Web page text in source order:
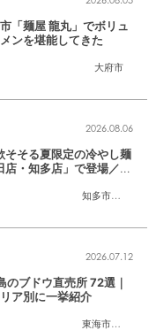
大府市
「麺屋 龍丸」でボリュ
ンを堪能してきた
知多市半田市
2026.08.06
そる夏限定の冷やし麺
・知多店」で登場／ち
東海市大府市
2026.07.12
のブドウ直売所 72選｜
ア別に一挙紹介